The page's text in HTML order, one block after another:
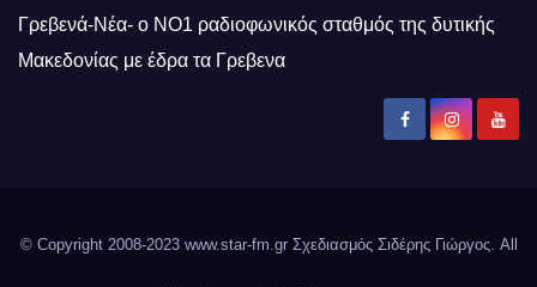
Γρεβενά-Νέα- ο ΝΟ1 ραδιοφωνικός σταθμός της δυτικής
Μακεδονίας με έδρα τα Γρεβενα
© Copyright 2008-2023 www.star-fm.gr Σχεδιασμός Σιδέρης Γιώργος. All